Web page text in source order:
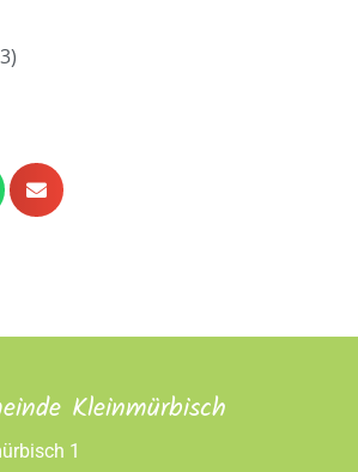
Kleinmürbisch
1